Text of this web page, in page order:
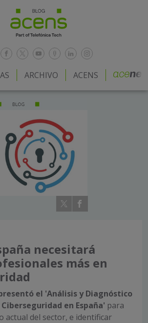
ARCHIVO ACENS
necesitará
más en
el 'Análisis y Diagnóstico
en España' para
actual del sector, e identificar